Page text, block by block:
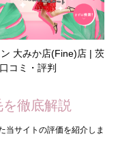
大みか店(Fine)店 | 茨
コミ・評判
徹底解説
当サイトの評価を紹介しま